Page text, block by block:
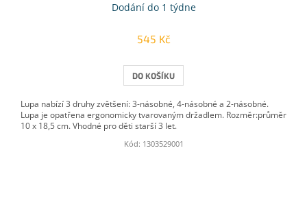
Dodání do 1 týdne
545 Kč
DO KOŠÍKU
Lupa nabízí 3 druhy zvětšení: 3-násobné, 4-násobné a 2-násobné.
Lupa je opatřena ergonomicky tvarovaným držadlem. Rozměr:průměr
10 x 18,5 cm. Vhodné pro děti starší 3 let.
Kód: 1303529001